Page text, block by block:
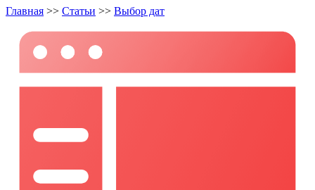
Главная >> Статьи >> Выбор дат